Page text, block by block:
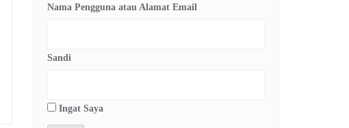
Nama Pengguna atau Alamat Email
Sandi
Ingat Saya